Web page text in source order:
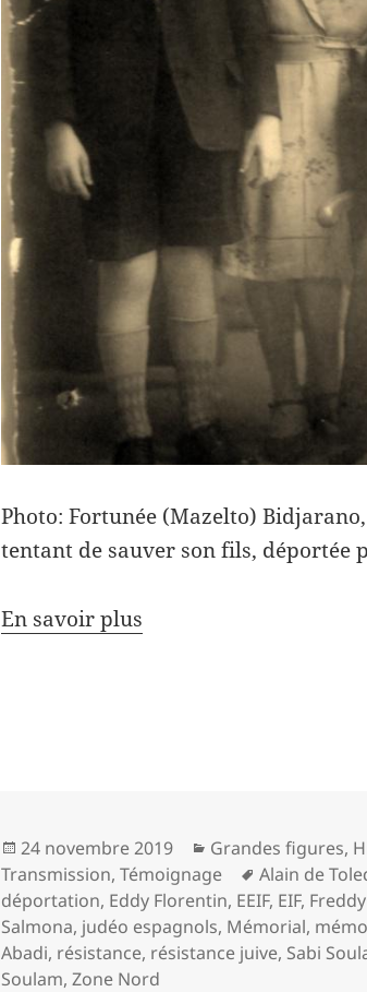
Photo: Fortunée (Mazelto)
tentant de sauver son fils, déportée
En savoir plus
Publié
le
24 novembre 2019 Catégories
Grandes figures,
Transmission,Témoignage
Mots-
clés
Alain de
déportation, Eddy Florentin, EEIF, EIF,
Salmona, judéo espagnols, Mémorial,
Abadi, résistance, résistance juive, Sabi
Soulam,Zone Nord